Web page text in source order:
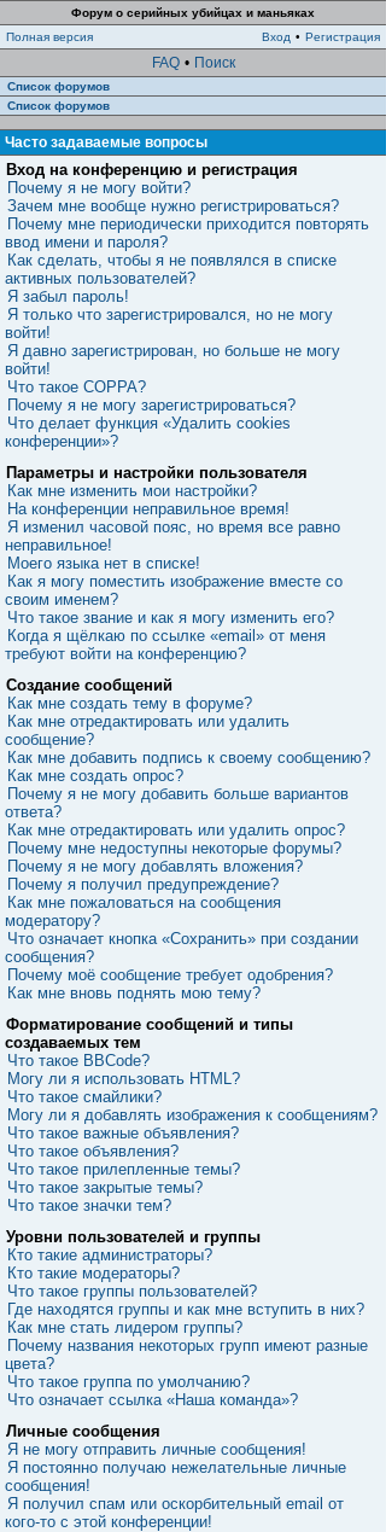
Форум о серийных убийцах и маньяках
Полная версия
Вход • Регистрация
FAQ • Поиск
Список форумов
Список форумов
Часто задаваемые вопросы
Вход на конференцию и регистрация
Почему я не могу войти?
Зачем мне вообще нужно регистрироваться?
Почему мне периодически приходится повторять
ввод имени и пароля?
Как сделать, чтобы я не появлялся в списке
активных пользователей?
Я забыл пароль!
Я только что зарегистрировался, но не могу
войти!
Я давно зарегистрирован, но больше не могу
войти!
Что такое COPPA?
Почему я не могу зарегистрироваться?
Что делает функция «Удалить cookies
конференции»?
Параметры и настройки пользователя
Как мне изменить мои настройки?
На конференции неправильное время!
Я изменил часовой пояс, но время все равно
неправильное!
Моего языка нет в списке!
Как я могу поместить изображение вместе со
своим именем?
Что такое звание и как я могу изменить его?
Когда я щёлкаю по ссылке «email» от меня
требуют войти на конференцию?
Создание сообщений
Как мне создать тему в форуме?
Как мне отредактировать или удалить
сообщение?
Как мне добавить подпись к своему сообщению?
Как мне создать опрос?
Почему я не могу добавить больше вариантов
ответа?
Как мне отредактировать или удалить опрос?
Почему мне недоступны некоторые форумы?
Почему я не могу добавлять вложения?
Почему я получил предупреждение?
Как мне пожаловаться на сообщения
модератору?
Что означает кнопка «Сохранить» при создании
сообщения?
Почему моё сообщение требует одобрения?
Как мне вновь поднять мою тему?
Форматирование сообщений и типы
создаваемых тем
Что такое BBCode?
Могу ли я использовать HTML?
Что такое смайлики?
Могу ли я добавлять изображения к сообщениям?
Что такое важные объявления?
Что такое объявления?
Что такое прилепленные темы?
Что такое закрытые темы?
Что такое значки тем?
Уровни пользователей и группы
Кто такие администраторы?
Кто такие модераторы?
Что такое группы пользователей?
Где находятся группы и как мне вступить в них?
Как мне стать лидером группы?
Почему названия некоторых групп имеют разные
цвета?
Что такое группа по умолчанию?
Что означает ссылка «Наша команда»?
Личные сообщения
Я не могу отправить личные сообщения!
Я постоянно получаю нежелательные личные
сообщения!
Я получил спам или оскорбительный email от
кого-то с этой конференции!